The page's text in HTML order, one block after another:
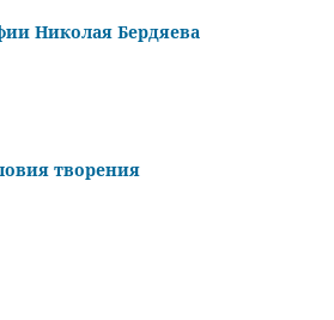
Николая Бердяева
творения